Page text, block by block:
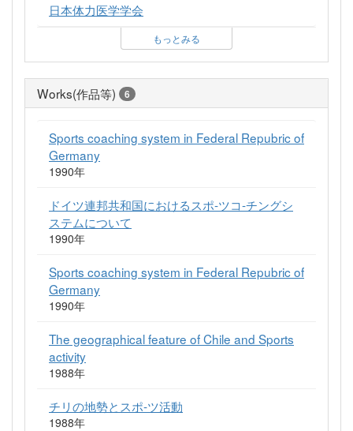
日本体力医学学会
もっとみる
Works(作品等) 6
Sports coaching system in Federal Repubric of
Germany
1990年
ドイツ連邦共和国におけるスポ-ツコ-チングシ
ステムについて
1990年
Sports coaching system in Federal Repubric of
Germany
1990年
The geographical feature of Chile and Sports
activity
1988年
チリの地勢とスポ-ツ活動
1988年